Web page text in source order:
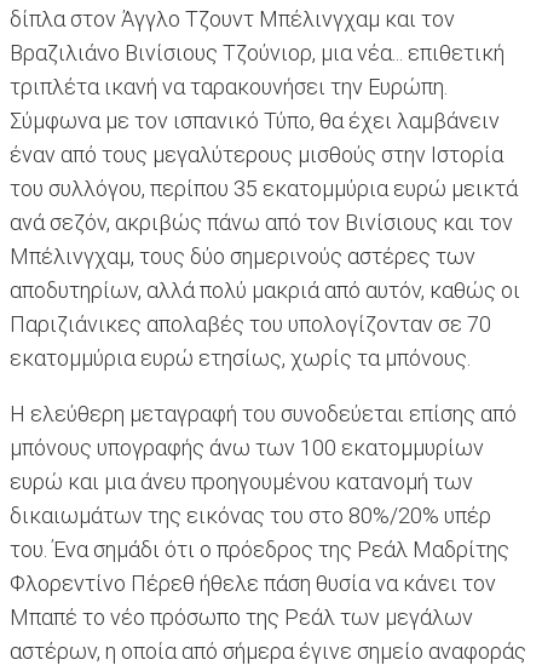
δίπλα στον Άγγλο Τζουντ Μπέλινγχαμ και τον
Βραζιλιάνο Βινίσιους Τζούνιορ, μια νέα... επιθετική
τριπλέτα ικανή να ταρακουνήσει την Ευρώπη.
Σύμφωνα με τον ισπανικό Τύπο, θα έχει λαμβάνειν
έναν από τους μεγαλύτερους μισθούς στην Ιστορία
του συλλόγου, περίπου 35 εκατομμύρια ευρώ μεικτά
ανά σεζόν, ακριβώς πάνω από τον Βινίσιους και τον
Μπέλινγχαμ, τους δύο σημερινούς αστέρες των
αποδυτηρίων, αλλά πολύ μακριά από αυτόν, καθώς οι
Παριζιάνικες απολαβές του υπολογίζονταν σε 70
εκατομμύρια ευρώ ετησίως, χωρίς τα μπόνους.
Η ελεύθερη μεταγραφή του συνοδεύεται επίσης από
μπόνους υπογραφής άνω των 100 εκατομμυρίων
ευρώ και μια άνευ προηγουμένου κατανομή των
δικαιωμάτων της εικόνας του στο 80%/20% υπέρ
του. Ένα σημάδι ότι ο πρόεδρος της Ρεάλ Μαδρίτης
Φλορεντίνο Πέρεθ ήθελε πάση θυσία να κάνει τον
Μπαπέ το νέο πρόσωπο της Ρεάλ των μεγάλων
αστέρων, η οποία από σήμερα έγινε σημείο αναφοράς